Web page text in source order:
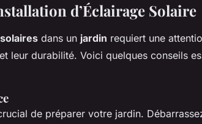
d’Éclairage Solaire
dans un jardin requiert une
leur durabilité. Voici quelques conseils
de préparer votre jardin.